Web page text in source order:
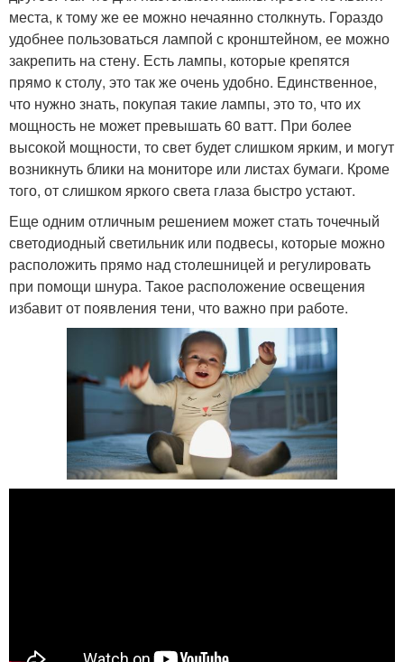
места, к тому же ее можно нечаянно столкнуть. Гораздо
удобнее пользоваться лампой с кронштейном, ее можно
закрепить на стену. Есть лампы, которые крепятся
прямо к столу, это так же очень удобно. Единственное,
что нужно знать, покупая такие лампы, это то, что их
мощность не может превышать 60 ватт. При более
высокой мощности, то свет будет слишком ярким, и могут
возникнуть блики на мониторе или листах бумаги. Кроме
того, от слишком яркого света глаза быстро устают.
Еще одним отличным решением может стать точечный
светодиодный светильник или подвесы, которые можно
расположить прямо над столешницей и регулировать
при помощи шнура. Такое расположение освещения
избавит от появления тени, что важно при работе.